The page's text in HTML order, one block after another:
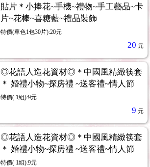
貼片＊小捧花~手機~禮物~手工藝品~卡
片~花棒~喜糖藍~禮品裝飾
特價(單色1包30片):20元
20 元
◎花語人造花資材◎＊中國風精緻筷套
＊ 婚禮小物~探房禮 ~送客禮~情人節
特價( 1組):9元
9 元
◎花語人造花資材◎＊中國風精緻筷套
＊ 婚禮小物~探房禮 ~送客禮~情人節
特價( 1組):9元